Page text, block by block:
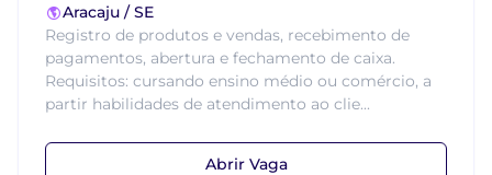
Aracaju / SE
Registro de produtos e vendas, recebimento de
pagamentos, abertura e fechamento de caixa.
Requisitos: cursando ensino médio ou comércio, a
partir habilidades de atendimento ao clie...
Abrir Vaga